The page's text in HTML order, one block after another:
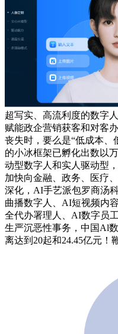
超写实、高流利度的数字
赋能政企营销获客和对客
丧失时，要么是“低成本、
的小冰框架已孵化出数以
动型数字人和实人驱动型
加快向金融、政务、医疗
深化，AI手艺派包罗商汤
曲播数字人、AI短视频内
全代办署理人、AI数字员
生严沉恶性事务，中国Al
离达到20起和24.45亿元！